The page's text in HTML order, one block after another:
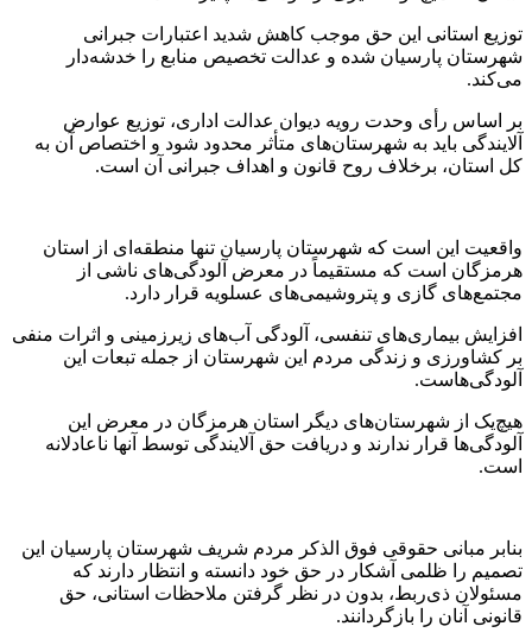
توزیع استانی این حق موجب کاهش شدید اعتبارات جبرانی
شهرستان پارسیان شده و عدالت تخصیص منابع را خدشه‌دار
می‌کند.
بر اساس رأی وحدت رویه دیوان عدالت اداری، توزیع عوارض
آلایندگی باید به شهرستان‌های متأثر محدود شود و اختصاص آن به
کل استان، برخلاف روح قانون و اهداف جبرانی آن است.
واقعیت‌ این است که شهرستان پارسیان تنها منطقه‌ای از استان
هرمزگان است که مستقیماً در معرض آلودگی‌های ناشی از
مجتمع‌های گازی و پتروشیمی‌های عسلویه قرار دارد.
افزایش بیماری‌های تنفسی، آلودگی آب‌های زیرزمینی و اثرات منفی
بر کشاورزی و زندگی مردم این شهرستان از جمله تبعات این
آلودگی‌هاست.
هیچ‌یک از شهرستان‌های دیگر استان هرمزگان در معرض این
آلودگی‌ها قرار ندارند و دریافت حق آلایندگی توسط آنها ناعادلانه
است.
بنابر مبانی حقوقی فوق الذکر مردم شریف شهرستان پارسیان این
تصمیم را ظلمی آشکار در حق خود دانسته و انتظار دارند که
مسئولان ذی‌ربط، بدون در نظر گرفتن ملاحظات استانی، حق
قانونی آنان را بازگردانند.